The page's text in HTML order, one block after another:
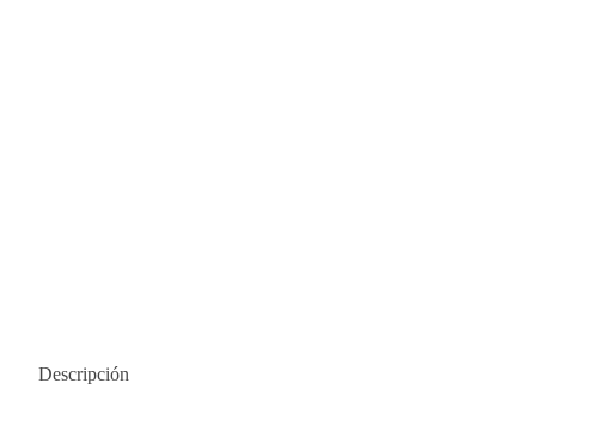
Descripción